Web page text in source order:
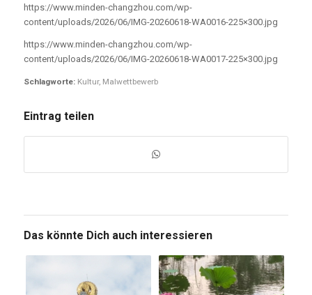
https://www.minden-changzhou.com/wp-
content/uploads/2026/06/IMG-20260618-WA0016-225×300.jpg
https://www.minden-changzhou.com/wp-
content/uploads/2026/06/IMG-20260618-WA0017-225×300.jpg
Schlagworte: Kultur, Malwettbewerb
Eintrag teilen
Das könnte Dich auch interessieren